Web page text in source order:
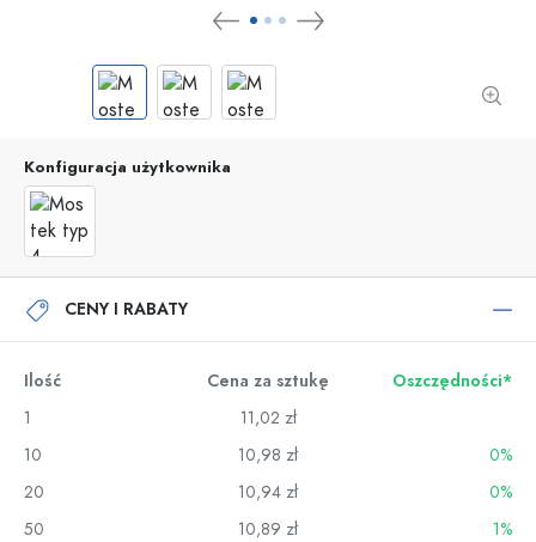
Konfiguracja użytkownika
CENY I RABATY
Ilość Cena za sztukę
Oszczędności*
1
11,02 zł
10
10,98 zł
0%
20
10,94 zł
0%
50
10,89 zł
1%